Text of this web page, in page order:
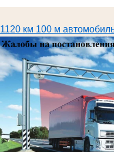
1120 км 100 м